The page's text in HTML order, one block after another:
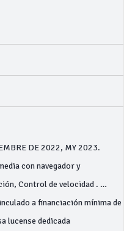
DE 2022, MY 2023.
con navegador y
Control de velocidad . …
a financiación mínima de
lucense dedicada